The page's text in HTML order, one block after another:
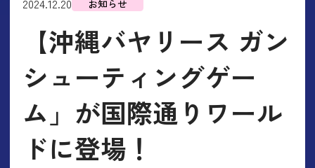
2024.12.20 お知らせ
【沖縄バヤリース ガン
シューティングゲー
ム」が国際通りワール
ドに登場！